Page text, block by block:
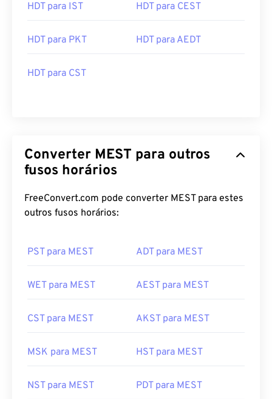
HDT para IST HDT para CEST
HDT para PKT HDT para AEDT
HDT para CST
Converter MEST para outros
fusos horários
FreeConvert.com pode converter MEST para estes
outros fusos horários:
PST para MEST ADT para MEST
WET para MEST AEST para MEST
CST para MEST AKST para MEST
MSK para MEST HST para MEST
NST para MEST PDT para MEST